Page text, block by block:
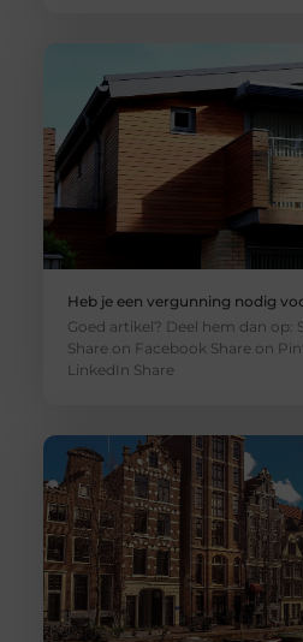
Heb je een vergunning nodig
Goed artikel? Deel hem dan op:
Share on Facebook Share on
LinkedIn Share